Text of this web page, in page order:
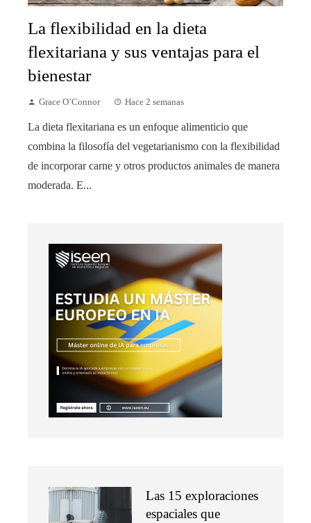
La flexibilidad en la dieta
flexitariana y sus ventajas para el
bienestar
Grace O’Connor Hace 2 semanas
La dieta flexitariana es un enfoque alimenticio que
combina la filosofía del vegetarianismo con la flexibilidad
de incorporar carne y otros productos animales de manera
moderada. E...
Las 15 exploraciones
espaciales que